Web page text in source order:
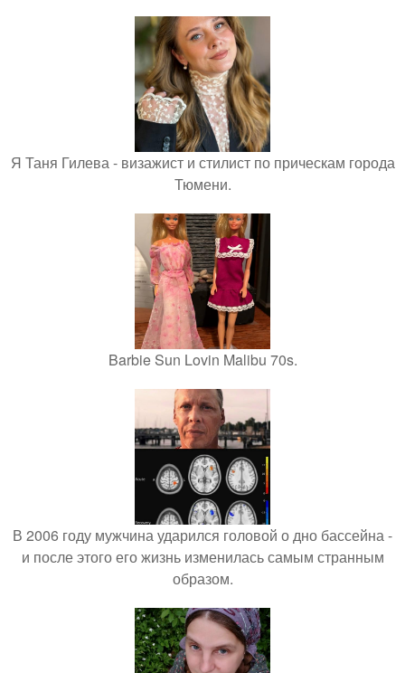
Я Таня Гилева - визажист и стилист по прическам города
Тюмени.
Barbie Sun Lovin Malibu 70s.
В 2006 году мужчина ударился головой о дно бассейна -
и после этого его жизнь изменилась самым странным
образом.